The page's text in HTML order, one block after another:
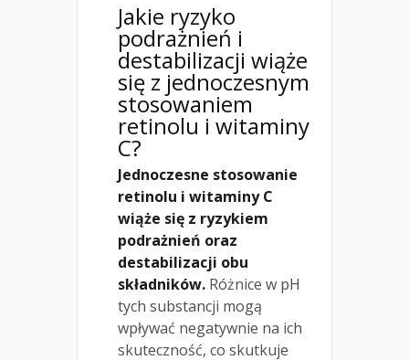
Jakie ryzyko
podrażnień i
destabilizacji wiąże
się z jednoczesnym
stosowaniem
retinolu i witaminy
C?
Jednoczesne stosowanie
retinolu i witaminy C
wiąże się z ryzykiem
podrażnień oraz
destabilizacji obu
składników. Różnice w pH
tych substancji mogą
wpływać negatywnie na ich
skuteczność, co skutkuje